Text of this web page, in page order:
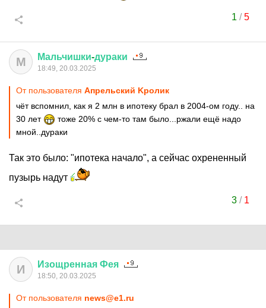
1 /5
М Мальчишки-дураки
18:49, 20.03.2025
От пользователя Aпрельский Kролик
чёт вспомнил, как я 2 млн в ипотеку брал в 2004-ом году.. на
30 лет
тоже 20% с чем-то там было...ржали ещё надо
мной..дураки
Так это было: "ипотека начало", а сейчас охрененный
пузырь надут
3/ 1
И Изощренная Фея
18:50, 20.03.2025
От пользователя news@e1.ru